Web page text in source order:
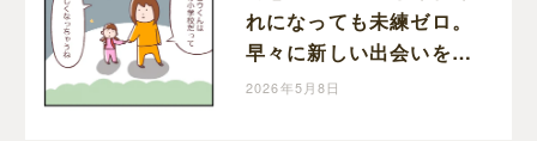
れになっても未練ゼロ。
早々に新しい出会いを待
つ切り替えの早い娘｜マ
2026年5月8日